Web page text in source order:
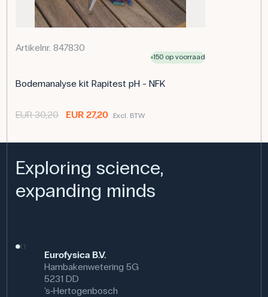
Specificaties
Artikelnr. 847830
150 op voorraad
Bodemanalyse kit Rapitest pH - NFK
EUR 30,20 EUR 27,20 Excl. BTW
Exploring science,
expanding minds
Eurofysica B.V.
Hambakenwetering 5G
5231 DD
's-Hertogenbosch